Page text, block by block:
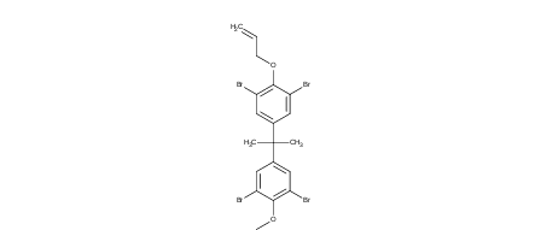
CH3
H3C
Br
O
Br
Br
O
H2C
Br